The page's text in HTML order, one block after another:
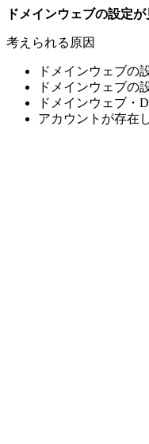
ドメインウェブの設定
考えられる原因
ドメインウェブの
ドメインウェブの
ドメインウェブ・
アカウントが存在